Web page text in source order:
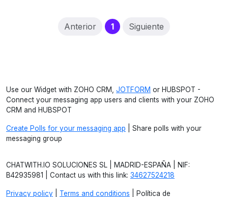
Anterior 1(current)
Siguiente
Use our Widget with ZOHO CRM, JOTFORM or HUBSPOT -
Connect your messaging app users and clients with your ZOHO
CRM and HUBSPOT
Create Polls for your messaging app | Share polls with your
messaging group
CHATWITH.IO SOLUCIONES SL | MADRID-ESPAÑA | NIF:
B42935981 | Contact us with this link: 34627524218
Privacy policy Terms and conditions | Política de